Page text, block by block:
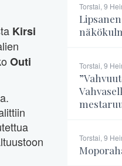
Kirsi
Outi
Torstai, 9
Torstai, 9
Torstai, 9